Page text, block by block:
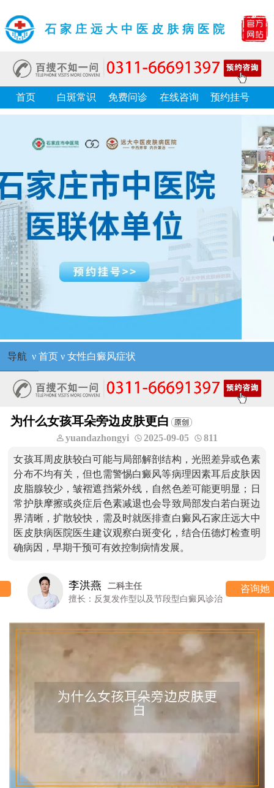
石家庄远大中医皮肤病医院
首页 白斑常识 免费问诊 在线咨询 预约挂号
导航 ν 首页ν 女性白癜风症状
为什么女孩耳朵旁边皮肤更白
yuandazhongyi 2025-09-05 811
女孩耳周皮肤较白可能与局部解剖结构，光照差异或色素
分布不均有关，但也需警惕白癜风等病理因素耳后皮肤因
皮脂腺较少，皱褶遮挡紫外线，自然色差可能更明显；日
常护肤摩擦或炎症后色素减退也会导致局部发白若白斑边
界清晰，扩散较快，需及时就医排查白癜风石家庄远大中
医皮肤病医院医生建议观察白斑变化，结合伍德灯检查明
确病因，早期干预可有效控制病情发展。
李洪燕
二科主任
擅长：反复发作型以及节段型白癜风诊治
咨询她